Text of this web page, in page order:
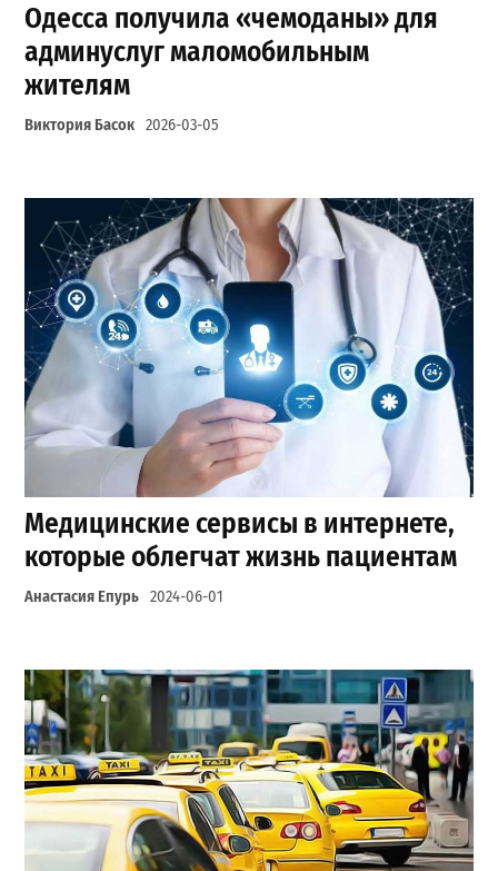
Одесса получила «чемоданы» для
админуслуг маломобильным
жителям
Виктория Басок 2026-03-05
Медицинские сервисы в интернете,
которые облегчат жизнь пациентам
Анастасия Епурь 2024-06-01